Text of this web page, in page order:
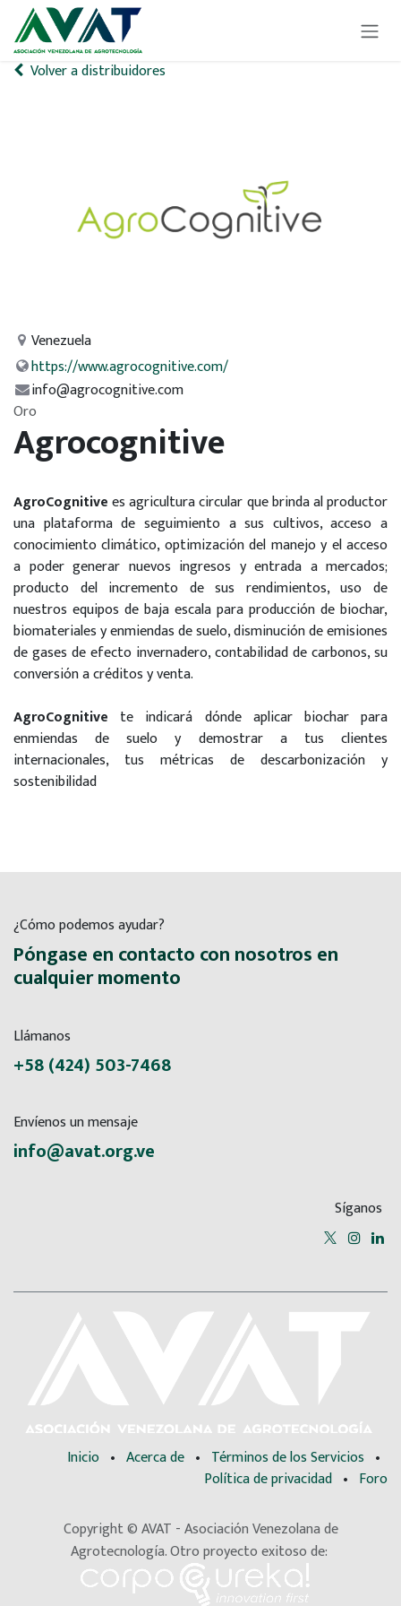
Ir al contenido
Volver a distribuidores
Venezuela
https://www.agrocognitive.com/
info@agrocognitive.com
Oro
Agrocognitive
AgroCognitivees agricultura circular que brinda al productor
una plataforma de seguimiento a sus cultivos, acceso a
conocimiento climático, optimización del manejo y el acceso
a poder generar nuevos ingresos y entrada a mercados;
producto del incremento de sus rendimientos, uso de
nuestros equipos de baja escala para producción de biochar,
biomateriales y enmiendas de suelo, disminución de emisiones
de gases de efecto invernadero, contabilidad de carbonos, su
conversión a créditos y venta.
AgroCognitive te indicará dónde aplicar biochar para
enmiendas de suelo y demostrar a tus clientes
internacionales, tus métricas de descarbonización y
sostenibilidad
¿Cómo podemos ayudar?
Póngase en contacto con nosotros en
cualquier momento
Llámanos
+58 (424) 503-7468
Envíenos un mensaje
info@avat.org.ve
Síganos
Inicio • Acerca de • Términos de los Servicios •
Política de privacidad • Foro
Copyright © AVAT - Asociación Venezolana de
Agrotecnología. Otro proyecto exitoso de: